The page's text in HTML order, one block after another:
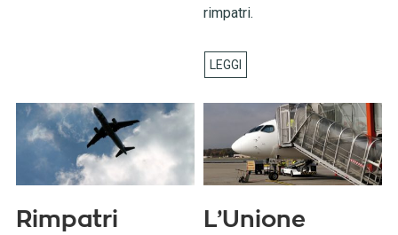
rimpatri.
Rimpatri
L’Unione